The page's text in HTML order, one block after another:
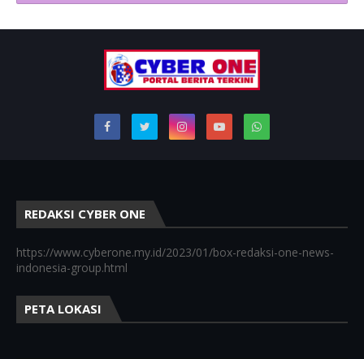
REDAKSI CYBER ONE
https://www.cyberone.my.id/2023/01/box-redaksi-one-news-
indonesia-group.html
PETA LOKASI